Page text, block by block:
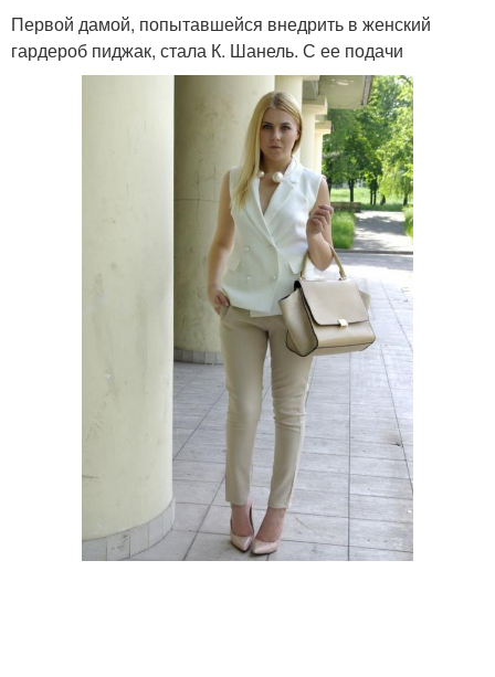
Первой дамой, попытавшейся внедрить в женский
гардероб пиджак, стала К. Шанель. С ее подачи